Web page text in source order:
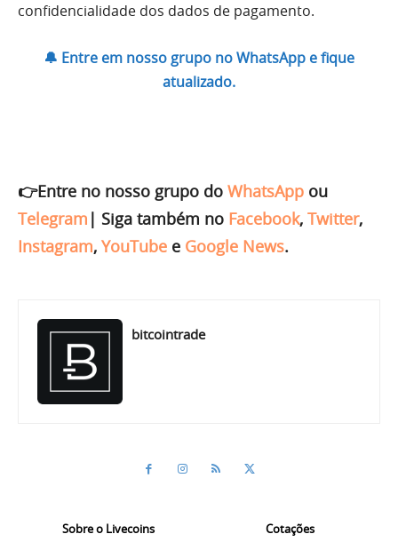
confidencialidade dos dados de pagamento.
🔔 Entre em nosso grupo no WhatsApp e fique
atualizado.
👉Entre no nosso grupo do WhatsApp ou
Telegram | Siga também no Facebook, Twitter,
Instagram, YouTube e Google News.
bitcointrade
Sobre o Livecoins Cotações